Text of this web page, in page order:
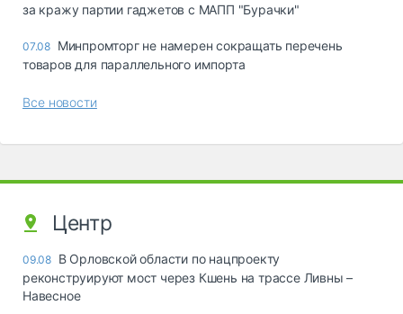
за кражу партии гаджетов с МАПП "Бурачки"
07.08 Минпромторг не намерен сокращать перечень
товаров для параллельного импорта
Все новости
Центр
09.08 В Орловской области по нацпроекту
реконструируют мост через Кшень на трассе Ливны –
Навесное